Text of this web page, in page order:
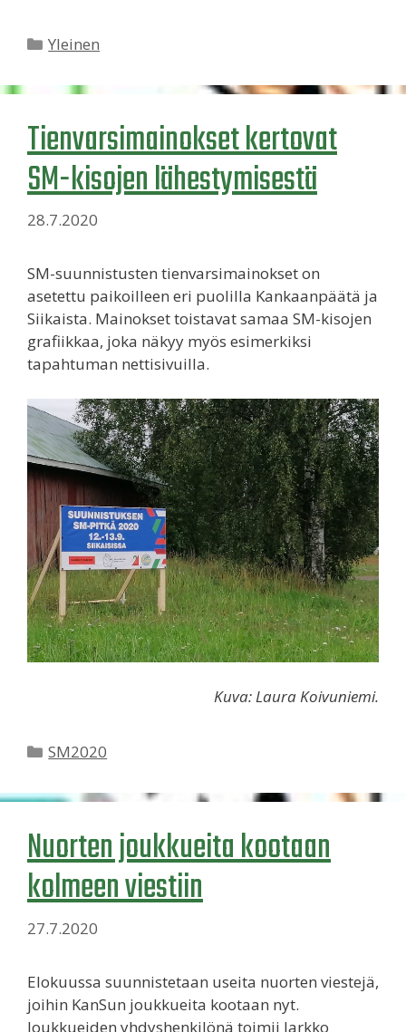
Kategoriat
Yleinen
Tienvarsimainokset kertovat
SM-kisojen lähestymisestä
28.7.2020
SM-suunnistusten tienvarsimainokset on
asetettu paikoilleen eri puolilla Kankaanpäätä ja
Siikaista. Mainokset toistavat samaa SM-kisojen
grafiikkaa, joka näkyy myös esimerkiksi
tapahtuman nettisivuilla.
Kuva: Laura Koivuniemi.
Kategoriat
SM2020
Nuorten joukkueita kootaan
kolmeen viestiin
27.7.2020
Elokuussa suunnistetaan useita nuorten viestejä,
joihin KanSun joukkueita kootaan nyt.
Joukkueiden yhdyshenkilönä toimii Jarkko